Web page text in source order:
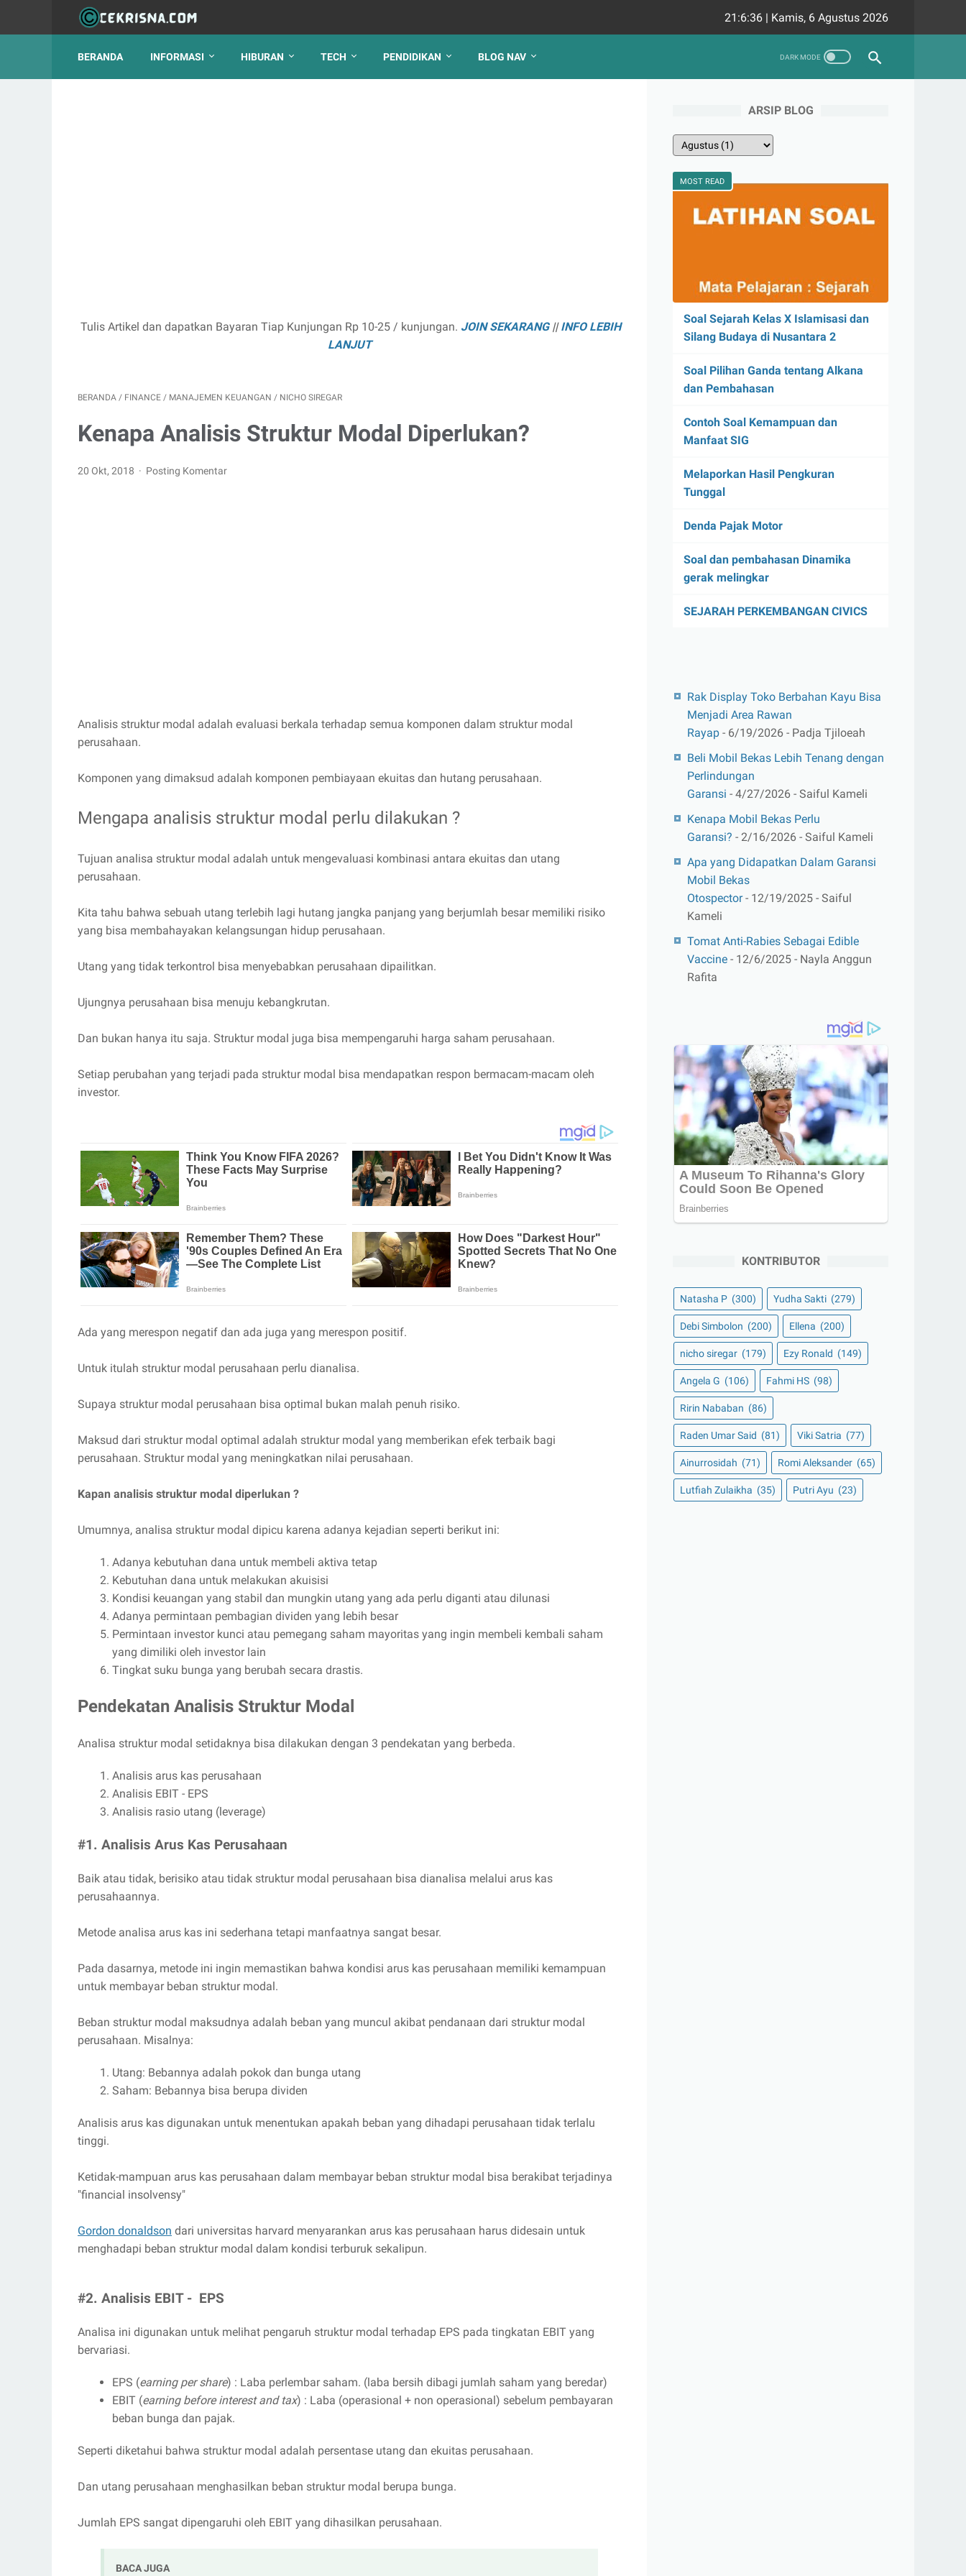
21:6:37 | Kamis, 6 Agustus 2026
BERANDA INFORMASI HIBURAN TECH PENDIDIKAN BLOG NAV
Tulis Artikel dan dapatkan Bayaran Tiap Kunjungan Rp 10-25 / kunjungan. JOIN SEKARANG||INFO LEBIH
LANJUT
BERANDA / FINANCE / MANAJEMEN KEUANGAN / NICHO SIREGAR
Kenapa Analisis Struktur Modal Diperlukan?
20 Okt, 2018 Posting Komentar
Analisis struktur modal adalah evaluasi berkala terhadap semua komponen dalam struktur modal
perusahaan.
Komponen yang dimaksud adalah komponen pembiayaan ekuitas dan hutang perusahaan.
Mengapa analisis struktur modal perlu dilakukan ?
Tujuan analisa struktur modal adalah untuk mengevaluasi kombinasi antara ekuitas dan utang
perusahaan.
Kita tahu bahwa sebuah utang terlebih lagi hutang jangka panjang yang berjumlah besar memiliki risiko
yang bisa membahayakan kelangsungan hidup perusahaan.
Utang yang tidak terkontrol bisa menyebabkan perusahaan dipailitkan.
Ujungnya perusahaan bisa menuju kebangkrutan.
Dan bukan hanya itu saja. Struktur modal juga bisa mempengaruhi harga saham perusahaan.
Setiap perubahan yang terjadi pada struktur modal bisa mendapatkan respon bermacam-macam oleh
investor.
Ada yang merespon negatif dan ada juga yang merespon positif.
Untuk itulah struktur modal perusahaan perlu dianalisa.
Supaya struktur modal perusahaan bisa optimal bukan malah penuh risiko.
Maksud dari struktur modal optimal adalah struktur modal yang memberikan efek terbaik bagi
perusahaan. Struktur modal yang meningkatkan nilai perusahaan.
Kapan analisis struktur modal diperlukan ?
Umumnya, analisa struktur modal dipicu karena adanya kejadian seperti berikut ini:
Adanya kebutuhan dana untuk membeli aktiva tetap
Kebutuhan dana untuk melakukan akuisisi
Kondisi keuangan yang stabil dan mungkin utang yang ada perlu diganti atau dilunasi
Adanya permintaan pembagian dividen yang lebih besar
Permintaan investor kunci atau pemegang saham mayoritas yang ingin membeli kembali saham
yang dimiliki oleh investor lain
Tingkat suku bunga yang berubah secara drastis.
Pendekatan Analisis Struktur Modal
Analisa struktur modal setidaknya bisa dilakukan dengan 3 pendekatan yang berbeda.
Analisis arus kas perusahaan
Analisis EBIT - EPS
Analisis rasio utang (leverage)
#1. Analisis Arus Kas Perusahaan
Baik atau tidak, berisiko atau tidak struktur modal perusahaan bisa dianalisa melalui arus kas
perusahaannya.
Metode analisa arus kas ini sederhana tetapi manfaatnya sangat besar.
Pada dasarnya, metode ini ingin memastikan bahwa kondisi arus kas perusahaan memiliki kemampuan
untuk membayar beban struktur modal.
Beban struktur modal maksudnya adalah beban yang muncul akibat pendanaan dari struktur modal
perusahaan. Misalnya:
Utang: Bebannya adalah pokok dan bunga utang
Saham: Bebannya bisa berupa dividen
Analisis arus kas digunakan untuk menentukan apakah beban yang dihadapi perusahaan tidak terlalu
tinggi.
Ketidak-mampuan arus kas perusahaan dalam membayar beban struktur modal bisa berakibat terjadinya
"financial insolvensy"
Gordon donaldson dari universitas harvard menyarankan arus kas perusahaan harus didesain untuk
menghadapi beban struktur modal dalam kondisi terburuk sekalipun.
#2. Analisis EBIT - EPS
Analisa ini digunakan untuk melihat pengaruh struktur modal terhadap EPS pada tingkatan EBIT yang
bervariasi.
EPS (earning per share) : Laba perlembar saham. (laba bersih dibagi jumlah saham yang beredar)
EBIT (earning before interest and tax) : Laba (operasional + non operasional) sebelum pembayaran
beban bunga dan pajak.
Seperti diketahui bahwa struktur modal adalah persentase utang dan ekuitas perusahaan.
Dan utang perusahaan menghasilkan beban struktur modal berupa bunga.
Jumlah EPS sangat dipengaruhi oleh EBIT yang dihasilkan perusahaan.
BACA JUGA
ARSIP BLOG
MOST READ
Soal Sejarah Kelas X Islamisasi dan
Silang Budaya di Nusantara 2
Soal Pilihan Ganda tentang Alkana
dan Pembahasan
Contoh Soal Kemampuan dan
Manfaat SIG
Melaporkan Hasil Pengkuran
Tunggal
Denda Pajak Motor
Soal dan pembahasan Dinamika
gerak melingkar
SEJARAH PERKEMBANGAN CIVICS
Rak Display Toko Berbahan Kayu Bisa
Menjadi Area Rawan
Rayap - 6/19/2026 - Padja Tjiloeah
Beli Mobil Bekas Lebih Tenang dengan
Perlindungan
Garansi - 4/27/2026 - Saiful Kameli
Kenapa Mobil Bekas Perlu
Garansi? - 2/16/2026 - Saiful Kameli
Apa yang Didapatkan Dalam Garansi
Mobil Bekas
Otospector- 12/19/2025 - Saiful
Kameli
Tomat Anti-Rabies Sebagai Edible
Vaccine - 12/6/2025 - Nayla Anggun
Rafita
KONTRIBUTOR
Natasha P (300) Yudha Sakti (279)
Debi Simbolon (200) Ellena (200)
nicho siregar (179) Ezy Ronald (149)
Angela G (106) Fahmi HS (98)
Ririn Nababan (86)
Raden Umar Said (81) Viki Satria (77)
Ainurrosidah (71) Romi Aleksander (65)
Lutfiah Zulaikha (35) Putri Ayu (23)